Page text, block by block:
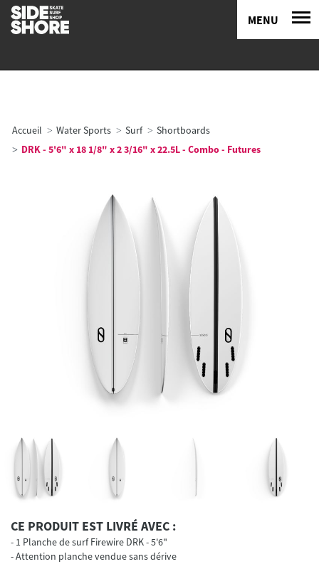
MENU
Accueil Water Sports Surf
Shortboards
DRK - 5'6" x 18 1/8" x 2 3/16" x 22.5L - Combo - Futures
CE PRODUIT EST LIVRÉ AVEC :
1 Planche de surf Firewire DRK - 5'6"
Attention planche vendue sans dérive